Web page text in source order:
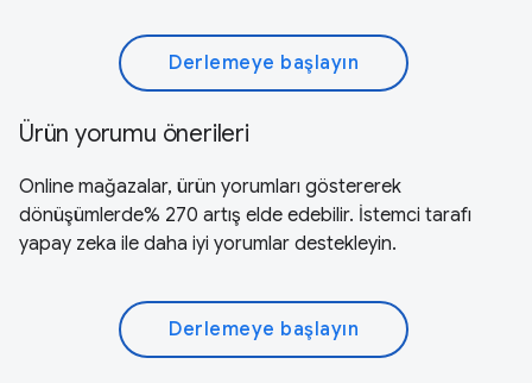
Derlemeye başlayın
Ürün yorumu önerileri
Online mağazalar, ürün yorumları göstererek
dönüşümlerde% 270 artış elde edebilir. İstemci tarafı
yapay zeka ile daha iyi yorumlar destekleyin.
Derlemeye başlayın